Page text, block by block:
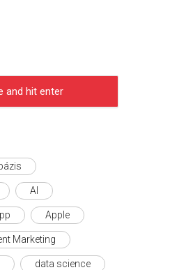
AI
Apple
Marketing
data science